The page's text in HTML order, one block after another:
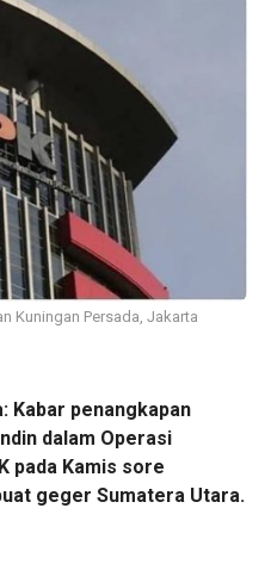
Kuningan Persada, Jakarta
Kabar penangkapan
dalam Operasi
pada Kamis sore
geger Sumatera Utara.